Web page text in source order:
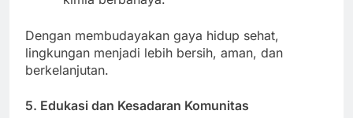
Dengan membudayakan gaya hidup sehat,
lingkungan menjadi lebih bersih, aman, dan
berkelanjutan.
5. Edukasi dan Kesadaran Komunitas